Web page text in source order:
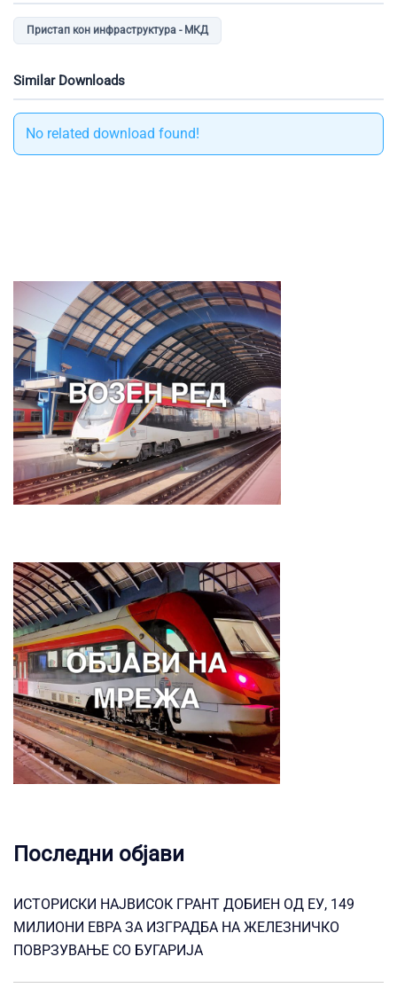
Пристап кон инфраструктура - МКД
Similar Downloads
No related download found!
Последни објави
ИСТОРИСКИ НАЈВИСОК ГРАНТ ДОБИЕН ОД ЕУ, 149
МИЛИОНИ ЕВРА ЗА ИЗГРАДБА НА ЖЕЛЕЗНИЧКО
ПОВРЗУВАЊЕ СО БУГАРИЈА